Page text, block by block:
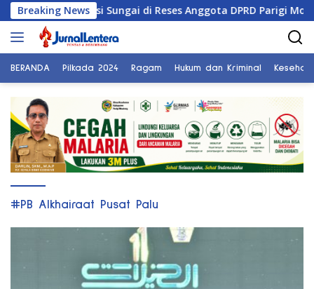
Langsung
ke
konten
Breaking News
Normalisasi Sungai di Reses Anggota DPRD Parigi Moutong
BERANDA Pilkada 2024 Ragam Hukum dan Kriminal
#PB Alkhairaat Pusat Palu